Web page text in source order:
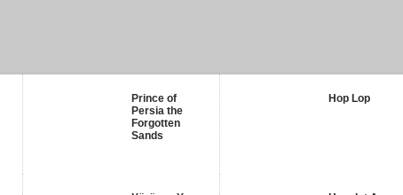
Prince of
Persia the
Forgotten
Sands
Hop Lop